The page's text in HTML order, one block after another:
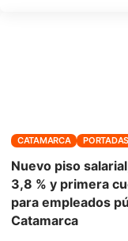
CATAMARCA PORTADAS
Nuevo piso
3,8 % y primera
para empleados
Catamarca